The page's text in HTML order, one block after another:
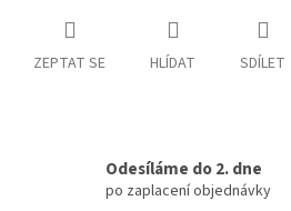
ZEPTAT SE HLÍDAT SDÍLET
Odesíláme do 2. dne
po zaplacení objednávky